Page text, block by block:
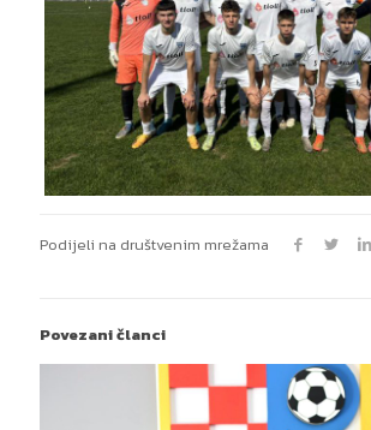
Podijeli na društvenim mrežama
Povezani članci